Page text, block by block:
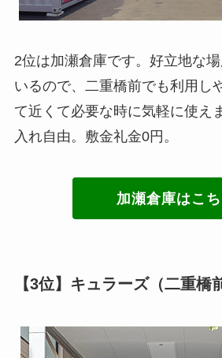
2位は加瀬倉庫です。好立地な
いるので、二重橋前でも利用し
て近くて必要な時に気軽に使え
入れ自由。敷金礼金0円。
加瀬倉庫はこち
【3位】キュラーズ（二重橋